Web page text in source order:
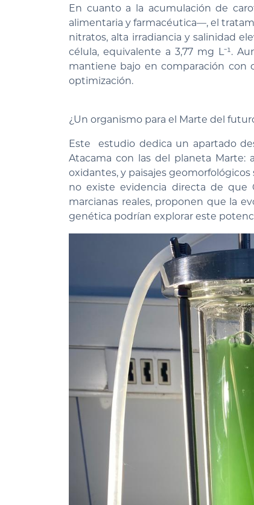
En cuanto a la acumulación de
alimentaria y farmacéutica—, el
nitratos, alta irradiancia y salinidad
célula, equivalente a 3,77 mg L⁻¹.
mantiene bajo en comparación con
optimización.
¿Un organismo para el Marte del
Este estudio dedica un apartado
Atacama con las del planeta Marte:
oxidantes, y paisajes
no existe evidencia directa de que
marcianas reales, proponen que la
genética podrían explorar este